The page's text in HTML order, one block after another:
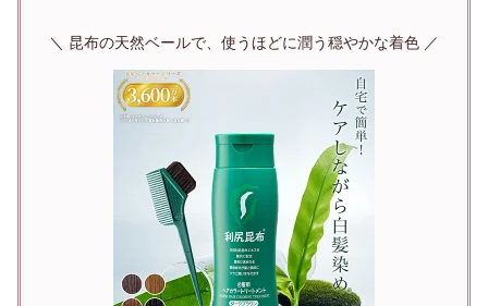
＼ 昆布の天然ベールで、使うほどに潤う穏やかな着色 ／